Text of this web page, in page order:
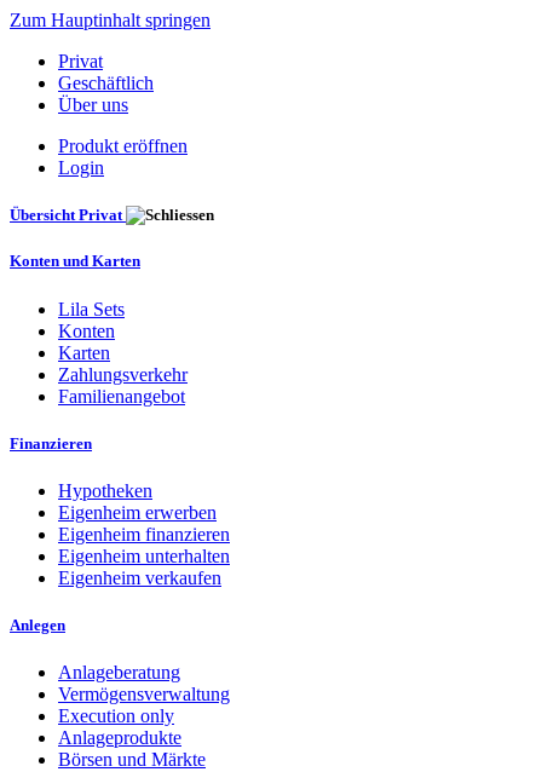
Zum Hauptinhalt springen
Privat
Geschäftlich
Über uns
Produkt eröffnen
Login
Übersicht Privat
Konten und Karten
Lila Sets
Konten
Karten
Zahlungsverkehr
Familienangebot
Finanzieren
Hypotheken
Eigenheim erwerben
Eigenheim finanzieren
Eigenheim unterhalten
Eigenheim verkaufen
Anlegen
Anlageberatung
Vermögensverwaltung
Execution only
Anlageprodukte
Börsen und Märkte